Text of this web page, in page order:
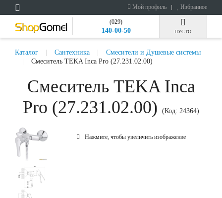
Мой профиль Избранное
(029)
140-00-50 ПУСТО
Каталог Сантехника
Смесители и Душевые системы
Смеситель TEKA Inca Pro (27.231.02.00)
Смеситель TEKA Inca
Pro (27.231.02.00)
(Код: 24364)
Нажмите, чтобы увеличить изображение